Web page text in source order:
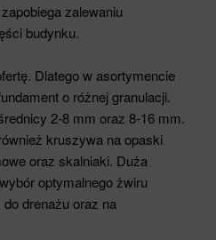
zalewaniu
budynku.
Dlatego w asortymencie
o różnej granulacji.
2-8 mm oraz 8-16 mm.
kruszywa na opaski
oraz skalniaki. Duża
optymalnego żwiru
drenażu oraz na